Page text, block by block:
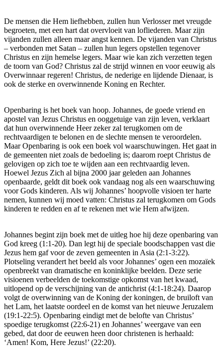
De mensen die Hem liefhebben, zullen hun Verlosser met vreugde
begroeten, met een hart dat overvloeit van lofliederen. Maar zijn
vijanden zullen alleen maar angst kennen. De vijanden van Christus
– verbonden met Satan – zullen hun legers opstellen tegenover
Christus en zijn hemelse legers. Maar wie kan zich verzetten tegen
de toorn van God? Christus zal de strijd winnen en voor eeuwig als
Overwinnaar regeren! Christus, de nederige en lijdende Dienaar, is
ook de sterke en overwinnende Koning en Rechter.
Openbaring is het boek van hoop. Johannes, de goede vriend en
apostel van Jezus Christus en ooggetuige van zijn leven, verklaart
dat hun overwinnende Heer zeker zal terugkomen om de
rechtvaardigen te belonen en de slechte mensen te veroordelen.
Maar Openbaring is ook een boek vol waarschuwingen. Het gaat in
de gemeenten niet zoals de bedoeling is; daarom roept Christus de
gelovigen op zich toe te wijden aan een rechtvaardig leven.
Hoewel Jezus Zich al bijna 2000 jaar geleden aan Johannes
openbaarde, geldt dit boek ook vandaag nog als een waarschuwing
voor Gods kinderen. Als wij Johannes’ hoopvolle visioen ter harte
nemen, kunnen wij moed vatten: Christus zal terugkomen om Gods
kinderen te redden en af te rekenen met wie Hem afwijzen.
Johannes begint zijn boek met de uitleg hoe hij deze openbaring van
God kreeg (1:1-20). Dan legt hij de speciale boodschappen vast die
Jezus hem gaf voor de zeven gemeenten in Asia (2:1-3:22).
Plotseling verandert het beeld als voor Johannes’ ogen een mozaïek
openbreekt van dramatische en koninklijke beelden. Deze serie
visioenen verbeelden de toekomstige opkomst van het kwaad,
uitlopend op de verschijning van de antichrist (4:1-18:24). Daarop
volgt de overwinning van de Koning der koningen, de bruiloft van
het Lam, het laatste oordeel en de komst van het nieuwe Jeruzalem
(19:1-22:5). Openbaring eindigt met de belofte van Christus’
spoedige terugkomst (22:6-21) en Johannes’ weergave van een
gebed, dat door de eeuwen heen door christenen is herhaald:
‘Amen! Kom, Here Jezus!’ (22:20).